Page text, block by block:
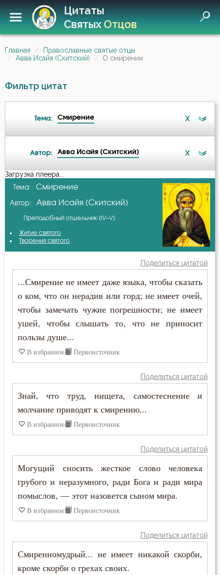
Цитаты
СвятыхОтцов
Главная
Православные святые отцы
Авва Исайя (Скитский)
О смирении
Фильтр цитат
Тема: Смирение X
Ад
Бедность
Безмолвие
Беспечность
Бесы
Благодарность
Ближний
Блуд
Бог
Богопознание
Будущее
Автор: Авва Исайя (Скитский) X
А-я
Авва Дорофей
Авва Феона
Амвросий Оптинский (Гренков)
Антоний Великий
Антоний Оптинский (Путилов)
Варсонофий Оптинский (Плиханков)
Василий Великий
Григорий Богослов
Григорий Палама
Диадох
Димитрий Ростовский
Ефрем Сирин
Игнатий Брянчанинов
Загрузка плеера...
Тема: Смирение
Автор: Авва Исайя (Скитский)
Преподобный отшельник (IV–V)
Житие святого
Творения святого
Поделиться цитатой
...Смирение не имеет даже языка, чтобы сказать
о ком, что он нерадив или горд; не имеет очей,
чтобы замечать чужие погрешности; не имеет
ушей, чтобы слышать то, что не приносит
пользы душе...
В избранное Первоисточник
Поделиться цитатой
Знай, что труд, нищета, самостеснение и
молчание приводят к смирению...
В избранное Первоисточник
Поделиться цитатой
Могущий сносить жесткое слово человека
грубого и неразумного, ради Бога и ради мира
помыслов, — этот назовется сыном мира.
В избранное Первоисточник
Поделиться цитатой
Смиренномудрый... не имеет никакой скорби,
кроме скорби о грехах своих.